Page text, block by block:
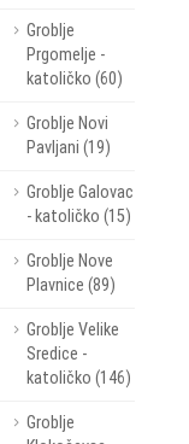
Groblje
Prgomelje -
katoličko (60)
Groblje Novi
Pavljani (19)
Groblje Galovac
- katoličko (15)
Groblje Nove
Plavnice (89)
Groblje Velike
Sredice -
katoličko (146)
Groblje